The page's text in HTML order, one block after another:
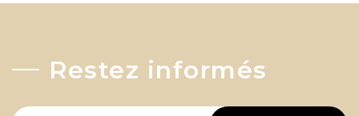
Restez informés